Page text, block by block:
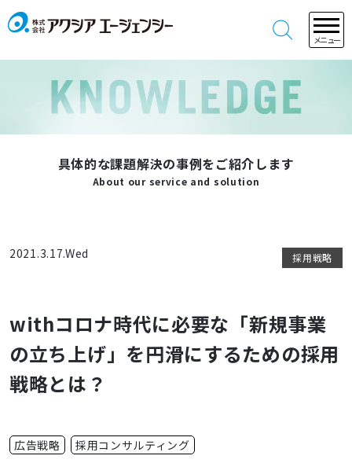
メニュー
具体的な課題解決の事例をご紹介します
About our service and solution
2021.3.17.Wed 採用戦略
withコロナ時代に必要な「新規事業
の立ち上げ」を円滑にするための採用
戦略とは？
広告戦略 採用コンサルティング